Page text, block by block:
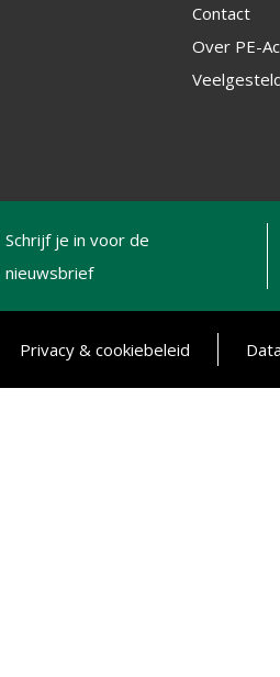
Contact
Over PE-
Schrijf je in voor de
nieuwsbrief
Privacy & cookiebeleid